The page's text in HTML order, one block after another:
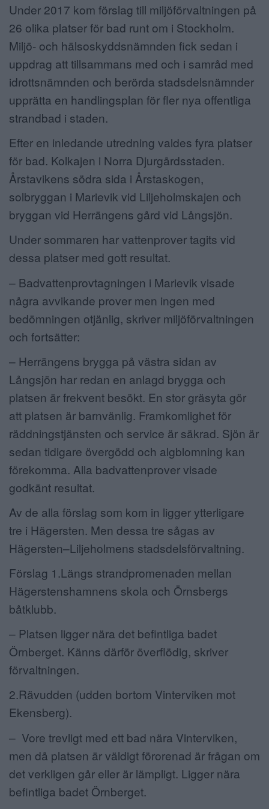
Under 2017 kom förslag till miljöförvaltningen på
26 olika platser för bad runt om i Stockholm.
Miljö- och hälsoskyddsnämnden fick sedan i
uppdrag att tillsammans med och i samråd med
idrottsnämnden och berörda stadsdelsnämnder
upprätta en handlingsplan för fler nya offentliga
strandbad i staden.
Efter en inledande utredning valdes fyra platser
för bad. Kolkajen i Norra Djurgårdsstaden.
Årstavikens södra sida i Årstaskogen,
solbryggan i Marievik vid Liljeholmskajen och
bryggan vid Herrängens gård vid Långsjön.
Under sommaren har vattenprover tagits vid
dessa platser med gott resultat.
– Badvattenprovtagningen i Marievik visade
några avvikande prover men ingen med
bedömningen otjänlig, skriver miljöförvaltningen
och fortsätter:
– Herrängens brygga på västra sidan av
Långsjön har redan en anlagd brygga och
platsen är frekvent besökt. En stor gräsyta gör
att platsen är barnvänlig. Framkomlighet för
räddningstjänsten och service är säkrad. Sjön är
sedan tidigare övergödd och algblomning kan
förekomma. Alla badvattenprover visade
godkänt resultat.
Av de alla förslag som kom in ligger ytterligare
tre i Hägersten. Men dessa tre sågas av
Hägersten–Liljeholmens stadsdelsförvaltning.
Förslag 1.Längs strandpromenaden mellan
Hägerstenshamnens skola och Örnsbergs
båtklubb.
– Platsen ligger nära det befintliga badet
Örnberget. Känns därför överflödig, skriver
förvaltningen.
2.Rävudden (udden bortom Vinterviken mot
Ekensberg).
– Vore trevligt med ett bad nära Vinterviken,
men då platsen är väldigt förorenad är frågan om
det verkligen går eller är lämpligt. Ligger nära
befintliga badet Örnberget.